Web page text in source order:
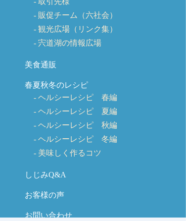
販促チーム（六社会）
観光広場（リンク集）
宍道湖の情報広場
美食通販
春夏秋冬のレシピ
ヘルシーレシピ 春編
ヘルシーレシピ 夏編
ヘルシーレシピ 秋編
ヘルシーレシピ 冬編
美味しく作るコツ
しじみQ&A
お客様の声
お問い合わせ